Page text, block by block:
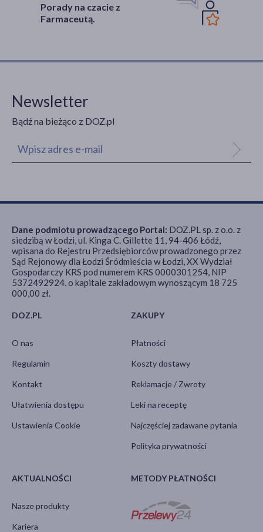
Porady na czacie z
Farmaceutą.
Newsletter
Bądź na bieżąco z DOZ.pl
DOZ.PL
O nas
Regulamin
Kontakt
Ułatwienia dostępu
Ustawienia Cookie
ZAKUPY
Płatności
Koszty dostawy
Reklamacje / Zwroty
Leki na receptę
Najczęściej zadawane pytania
Polityka prywatności
AKTUALNOŚCI
Nasze produkty
Kariera
METODY PŁATNOŚCI
Dane podmiotu prowadzącego Portal: DOZ.PL sp. z o.o. z
siedzibą w Łodzi, ul. Kinga C. Gillette 11, 94-406 Łódź,
wpisana do Rejestru Przedsiębiorców prowadzonego przez
Sąd Rejonowy dla Łodzi Śródmieścia w Łodzi, XX Wydział
Gospodarczy KRS pod numerem KRS 0000301254, NIP
5372492924, o kapitale zakładowym wynoszącym 18 725
000,00 zł.